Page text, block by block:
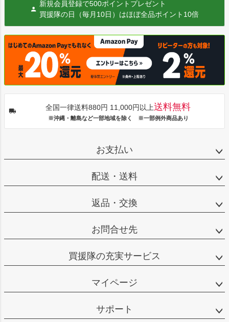
新規会員登録で500ポイントプレゼント
買援隊の日（毎月10日）はほぼ全品ポイント10倍
全国一律送料880円 11,000円以上送料無料
※沖縄・離島など一部地域を除く ※一部例外商品あり
お支払い
配送・送料
返品・交換
お問合せ先
買援隊の充実サービス
マイページ
サポート